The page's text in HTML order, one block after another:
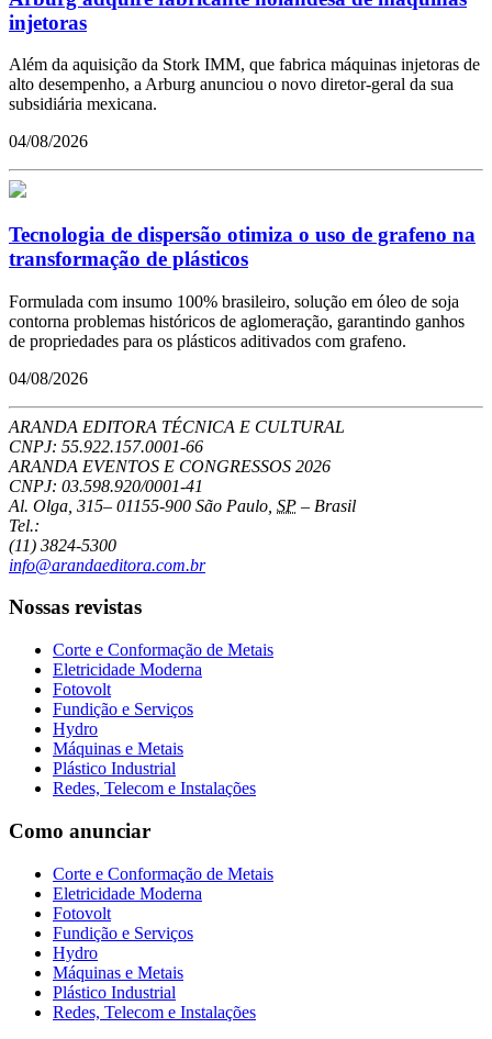
injetoras
Além da aquisição da Stork IMM, que fabrica máquinas injetoras de
alto desempenho, a Arburg anunciou o novo diretor-geral da sua
subsidiária mexicana.
04/08/2026
Tecnologia de dispersão otimiza o uso de grafeno na
transformação de plásticos
Formulada com insumo 100% brasileiro, solução em óleo de soja
contorna problemas históricos de aglomeração, garantindo ganhos
de propriedades para os plásticos aditivados com grafeno.
04/08/2026
ARANDA EDITORA TÉCNICA E CULTURAL
CNPJ: 55.922.157.0001-66
ARANDA EVENTOS E CONGRESSOS 2026
CNPJ: 03.598.920/0001-41
Al. Olga, 315– 01155-900 São Paulo SP – Brasil
Tel.:
(11) 3824-5300
info@arandaeditora.com.br
Nossas revistas
Corte e Conformação de Metais
Eletricidade Moderna
Fotovolt
Fundição e Serviços
Hydro
Máquinas e Metais
Plástico Industrial
Redes, Telecom e Instalações
Como anunciar
Corte e Conformação de Metais
Eletricidade Moderna
Fotovolt
Fundição e Serviços
Hydro
Máquinas e Metais
Plástico Industrial
Redes, Telecom e Instalações